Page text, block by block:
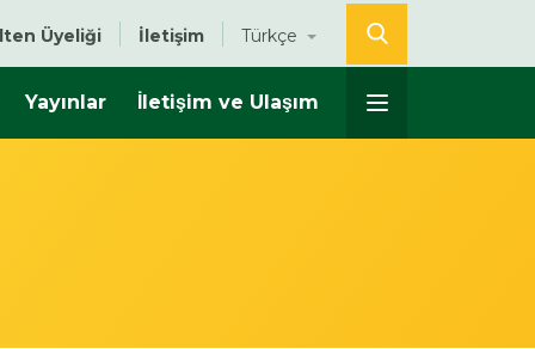
Üyeliği İletişim Türkçe
Yayınlar İletişim ve Ulaşım